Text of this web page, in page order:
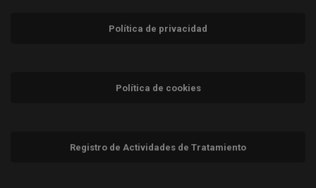
Política de privacidad
Política de cookies
Registro de Actividades de Tratamiento